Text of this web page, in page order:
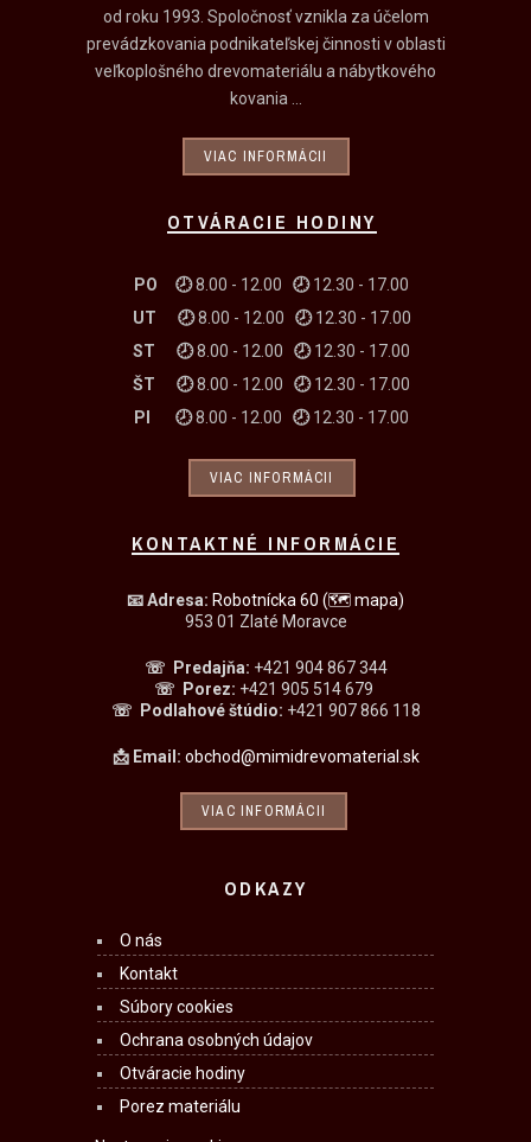
od roku 1993. Spoločnosť vznikla za účelom
prevádzkovania podnikateľskej činnosti v oblasti
veľkoplošného drevomateriálu a nábytkového
kovania ...
VIAC INFORMÁCII
OTVÁRACIE HODINY
PO 🕗8.00 - 12.00 🕗12.30 - 17.00
UT
🕗8.00 - 12.00 🕗12.30 - 17.00
ST 🕗8.00 - 12.00 🕗12.30 - 17.00
ŠT
🕗8.00 - 12.00 🕗12.30 - 17.00
PI
🕗8.00 - 12.00 🕗12.30 - 17.00
VIAC INFORMÁCII
KONTAKTNÉ INFORMÁCIE
📧Adresa: Robotnícka 60 (🗺 mapa)
953 01 Zlaté Moravce
☏ Predajňa: +421 904 867 344
☏ Porez: +421 905 514 679
☏ Podlahové štúdio: +421 907 866 118
📩 Email: obchod@mimidrevomaterial.sk
VIAC INFORMÁCII
ODKAZY
O nás
Kontakt
Súbory cookies
Ochrana osobných údajov
Otváracie hodiny
Porez materiálu